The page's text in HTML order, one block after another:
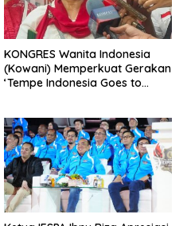
KONGRES Wanita Indonesia
(Kowani) Memperkuat Gerakan
‘Tempe Indonesia Goes to